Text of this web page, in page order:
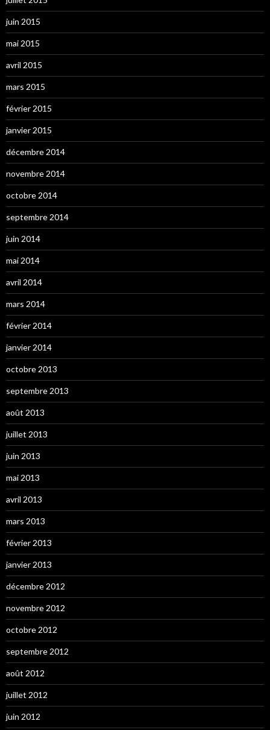
juin 2015
mai 2015
avril 2015
mars 2015
février 2015
janvier 2015
décembre 2014
novembre 2014
octobre 2014
septembre 2014
juin 2014
mai 2014
avril 2014
mars 2014
février 2014
janvier 2014
octobre 2013
septembre 2013
août 2013
juillet 2013
juin 2013
mai 2013
avril 2013
mars 2013
février 2013
janvier 2013
décembre 2012
novembre 2012
octobre 2012
septembre 2012
août 2012
juillet 2012
juin 2012